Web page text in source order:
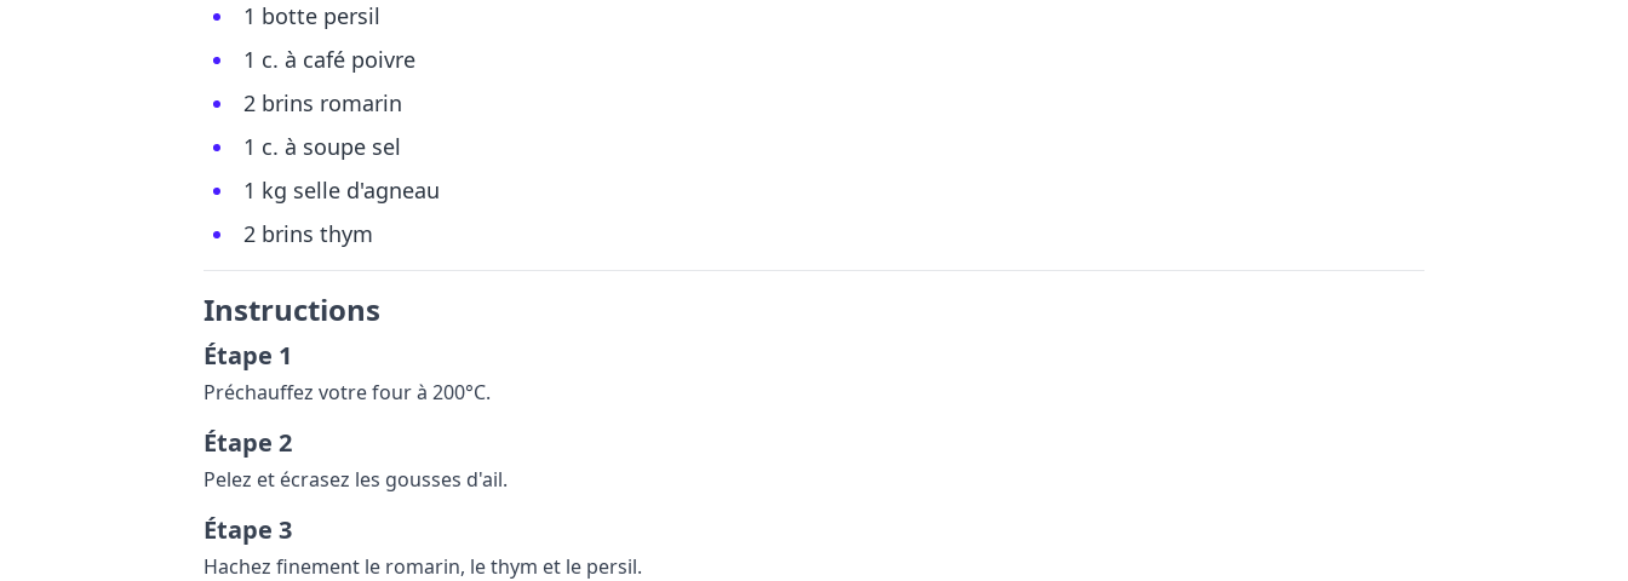
1 botte persil
1 c. à café poivre
2 brins romarin
1 c. à soupe sel
1 kg selle d'agneau
2 brins thym
Instructions
Étape 1
Préchauffez votre four à 200°C.
Étape 2
Pelez et écrasez les gousses d'ail.
Étape 3
Hachez finement le romarin, le thym et le persil.